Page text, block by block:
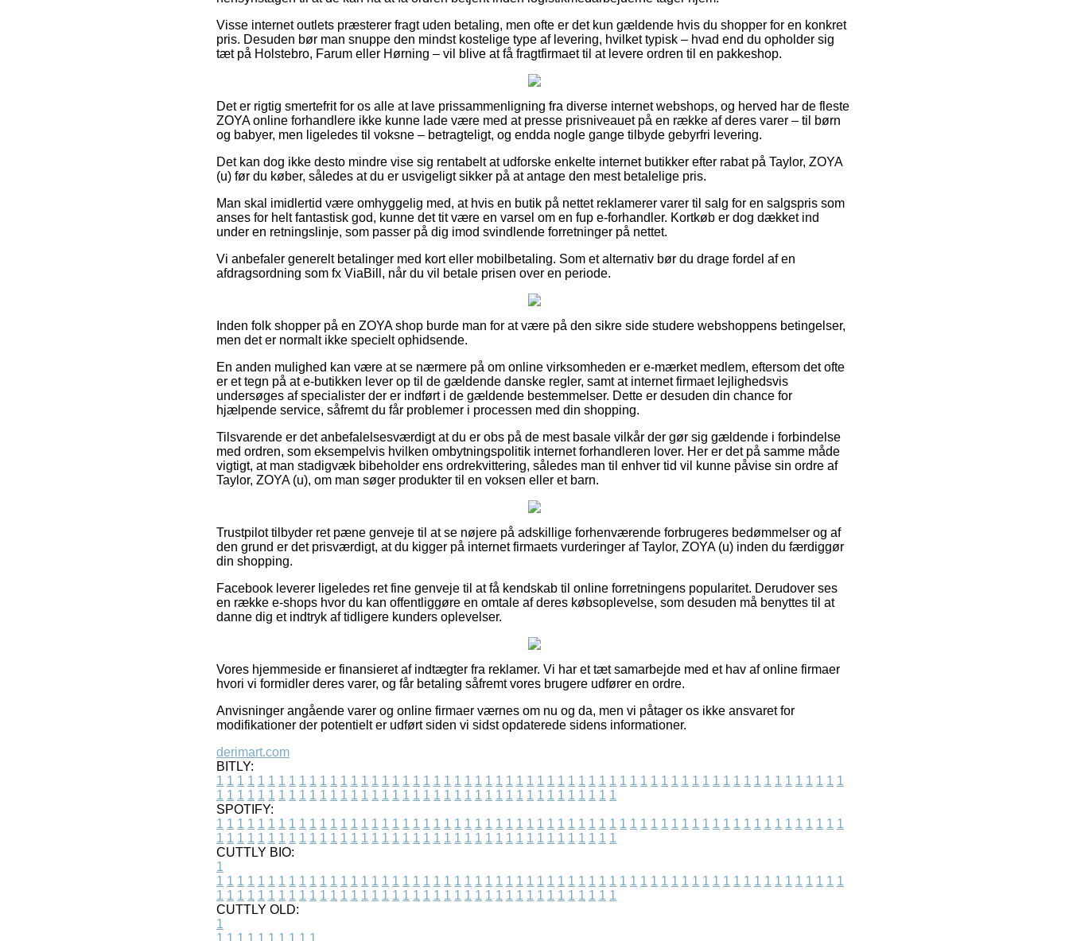
Visse internet outlets præsterer fragt uden betaling, men ofte er det kun gældende hvis du shopper for en konkret
pris. Desuden bør man snuppe den mindst kostelige type af levering, hvilket typisk – hvad end du opholder sig
tæt på Holstebro, Farum eller Hørning – vil blive at få fragtfirmaet til at levere ordren til en pakkeshop.
Det er rigtig smertefrit for os alle at lave prissammenligning fra diverse internet webshops, og herved har de fleste
ZOYA online forhandlere ikke kunne lade være med at presse prisniveauet på en række af deres varer – til børn
og babyer, men ligeledes til voksne – betragteligt, og endda nogle gange tilbyde gebyrfri levering.
Det kan dog ikke desto mindre vise sig rentabelt at udforske enkelte internet butikker efter rabat på Taylor, ZOYA
(u) før du køber, således at du er usvigeligt sikker på at antage den mest betalelige pris.
Man skal imidlertid være omhyggelig med, at hvis en butik på nettet reklamerer varer til salg for en salgspris som
anses for helt fantastisk god, kunne det tit være en varsel om en fup e-forhandler. Kortkøb er dog dækket ind
under en retningslinje, som passer på dig imod svindlende forretninger på nettet.
Vi anbefaler generelt betalinger med kort eller mobilbetaling. Som et alternativ bør du drage fordel af en
afdragsordning som fx ViaBill, når du vil betale prisen over en periode.
Inden folk shopper på en ZOYA shop burde man for at være på den sikre side studere webshoppens betingelser,
men det er normalt ikke specielt ophidsende.
En anden mulighed kan være at se nærmere på om online virksomheden er e-mærket medlem, eftersom det ofte
er et tegn på at e-butikken lever op til de gældende danske regler, samt at internet firmaet lejlighedsvis
undersøges af specialister der er indført i de gældende bestemmelser. Dette er desuden din chance for
hjælpende service, såfremt du får problemer i processen med din shopping.
Tilsvarende er det anbefalelsesværdigt at du er obs på de mest basale vilkår der gør sig gældende i forbindelse
med ordren, som eksempelvis hvilken ombytningspolitik internet forhandleren lover. Her er det på samme måde
vigtigt, at man stadigvæk bibeholder ens ordrekvittering, således man til enhver tid vil kunne påvise sin ordre af
Taylor, ZOYA (u), om man søger produkter til en voksen eller et barn.
Trustpilot tilbyder ret pæne genveje til at se nøjere på adskillige forhenværende forbrugeres bedømmelser og af
den grund er det prisværdigt, at du kigger på internet firmaets vurderinger af Taylor, ZOYA (u) inden du færdiggør
din shopping.
Facebook leverer ligeledes ret fine genveje til at få kendskab til online forretningens popularitet. Derudover ses
en række e-shops hvor du kan offentliggøre en omtale af deres købsoplevelse, som desuden må benyttes til at
danne dig et indtryk af tidligere kunders oplevelser.
Vores hjemmeside er finansieret af indtægter fra reklamer. Vi har et tæt samarbejde med et hav af online firmaer
hvori vi formidler deres varer, og får betaling såfremt vores brugere udfører en ordre.
Anvisninger angående varer og online firmaer værnes om nu og da, men vi påtager os ikke ansvaret for
modifikationer der potentielt er udført siden vi sidst opdaterede sidens informationer.
derimart.com
BITLY:
1 1 1 1 1 1 1 1 1 1 1 1 1 1 1 1 1 1 1 1 1 1 1 1 1 1 1 1 1 1 1 1 1 1 1 1 1 1 1 1 1 1 1 1 1 1 1 1 1 1 1 1 1 1 1 1 1 1 1 1 1
1 1 1 1 1 1 1 1 1 1 1 1 1 1 1 1 1 1 1 1 1 1 1 1 1 1 1 1 1 1 1 1 1 1 1 1 1 1 1
SPOTIFY:
1 1 1 1 1 1 1 1 1 1 1 1 1 1 1 1 1 1 1 1 1 1 1 1 1 1 1 1 1 1 1 1 1 1 1 1 1 1 1 1 1 1 1 1 1 1 1 1 1 1 1 1 1 1 1 1 1 1 1 1 1
1 1 1 1 1 1 1 1 1 1 1 1 1 1 1 1 1 1 1 1 1 1 1 1 1 1 1 1 1 1 1 1 1 1 1 1 1 1 1
CUTTLY BIO:
1
1 1 1 1 1 1 1 1 1 1 1 1 1 1 1 1 1 1 1 1 1 1 1 1 1 1 1 1 1 1 1 1 1 1 1 1 1 1 1 1 1 1 1 1 1 1 1 1 1 1 1 1 1 1 1 1 1 1 1 1 1
1 1 1 1 1 1 1 1 1 1 1 1 1 1 1 1 1 1 1 1 1 1 1 1 1 1 1 1 1 1 1 1 1 1 1 1 1 1 1
CUTTLY OLD:
1